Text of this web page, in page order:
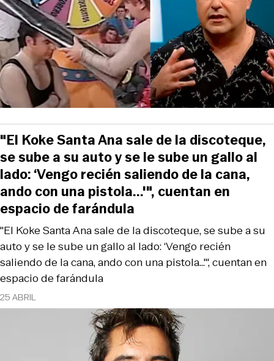
25 ABRIL
"El Koke Santa Ana sale de la discoteque, se sube a su
auto y se le sube un gallo al lado: ‘Vengo recién
saliendo de la cana, ando con una pistola...'", cuentan en
espacio de farándula
"El Koke Santa Ana sale de la discoteque,
se sube a su auto y se le sube un gallo al
lado: ‘Vengo recién saliendo de la cana,
ando con una pistola...'", cuentan en
espacio de farándula